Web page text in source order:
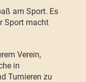
am Sport. Es
Sport macht
Verein,
in
Turnieren zu